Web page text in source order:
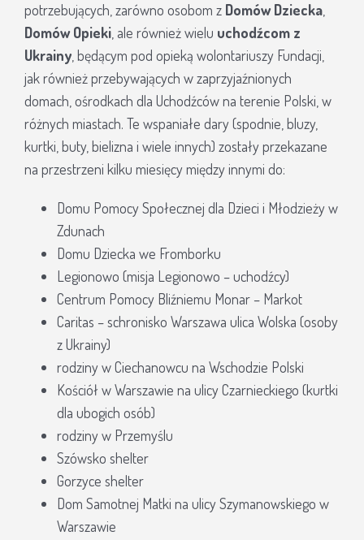
potrzebujących, zarówno osobom z Domów Dziecka
Domów Opieki , ale również wielu uchodźcom z
Ukrainy , będącym pod opieką wolontariuszy Fundacji,
jak również przebywających w zaprzyjaźnionych
domach, ośrodkach dla Uchodźców na terenie Polski, w
różnych miastach. Te wspaniałe dary (spodnie, bluzy,
kurtki, buty, bielizna i wiele innych) zostały przekazane
na przestrzeni kilku miesięcy między innymi do:
Domu Pomocy Społecznej dla Dzieci i Młodzieży w
Zdunach
Domu Dziecka we Fromborku
Legionowo (misja Legionowo – uchodźcy)
Centrum Pomocy Bliźniemu Monar – Markot
Caritas – schronisko Warszawa ulica Wolska (osoby
z Ukrainy)
rodziny w Ciechanowcu na Wschodzie Polski
Kościół w Warszawie na ulicy Czarnieckiego (kurtki
dla ubogich osób)
rodziny w Przemyślu
Szówsko shelter
Gorzyce shelter
Dom Samotnej Matki na ulicy Szymanowskiego w
Warszawie